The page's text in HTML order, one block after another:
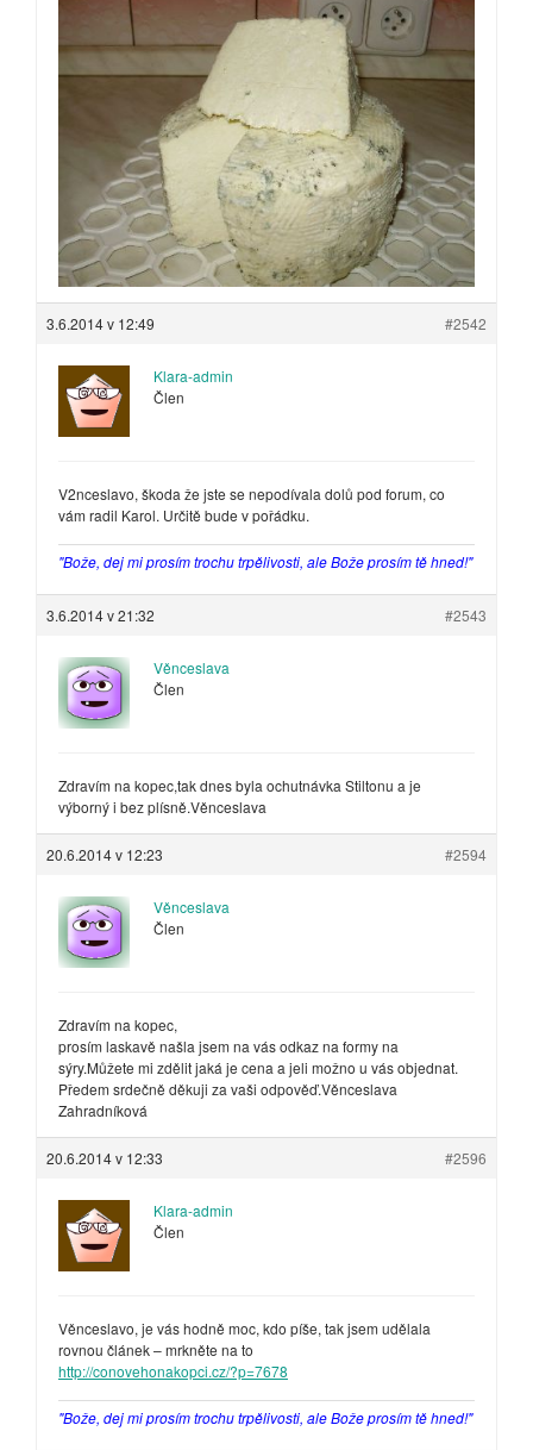
3.6.2014 v 12:49 #2542
Klara-admin
Člen
V2nceslavo, škoda že jste se nepodívala dolů pod forum, co
vám radil Karol. Určitě bude v pořádku.
"Bože, dej mi prosím trochu trpělivosti, ale Bože prosím tě hned!"
3.6.2014 v 21:32 #2543
Věnceslava
Člen
Zdravím na kopec,tak dnes byla ochutnávka Stiltonu a je
výborný i bez plísně.Věnceslava
20.6.2014 v 12:23 #2594
Věnceslava
Člen
Zdravím na kopec,
prosím laskavě našla jsem na vás odkaz na formy na
sýry.Můžete mi zdělit jaká je cena a jeli možno u vás objednat.
Předem srdečně děkuji za vaši odpověď.Věnceslava
Zahradníková
20.6.2014 v 12:33 #2596
Klara-admin
Člen
Věnceslavo, je vás hodně moc, kdo píše, tak jsem udělala
rovnou článek – mrkněte na to
http://conovehonakopci.cz/?p=7678
"Bože, dej mi prosím trochu trpělivosti, ale Bože prosím tě hned!"